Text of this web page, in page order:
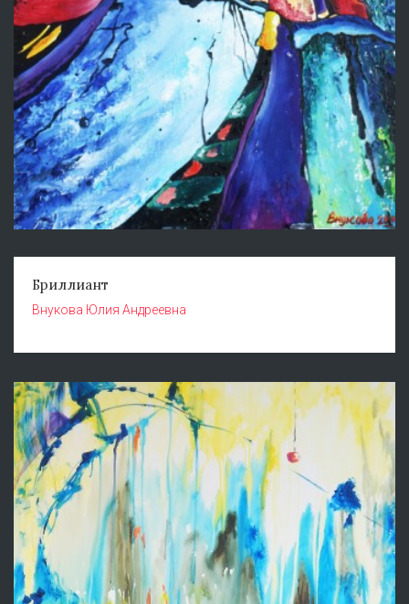
Бриллиант
Внукова Юлия Андреевна